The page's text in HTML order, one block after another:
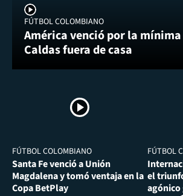
FÚTBOL COLOMBIANO
América venció por la mínima
Caldas fuera de casa
FÚTBOL COLOMBIANO
Santa Fe venció a Unión
Magdalena y tomó ventaja en la
Copa BetPlay
FÚTBOL
el